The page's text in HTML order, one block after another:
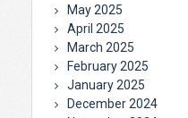
May 2025
April 2025
March 2025
February 2025
January 2025
December 2024